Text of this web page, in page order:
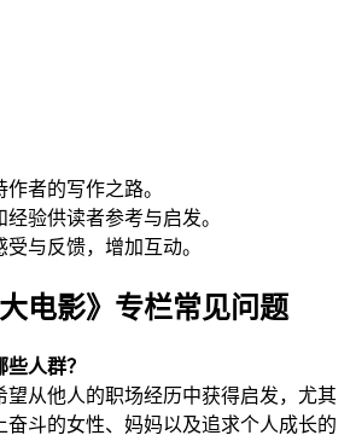
者的写作之路。
验供读者参考与启发。
与反馈，增加互动。
电影》专栏常见问题
人群？
望从他人的职场经历中获得启发，尤其
奋斗的女性、妈妈以及追求个人成长的